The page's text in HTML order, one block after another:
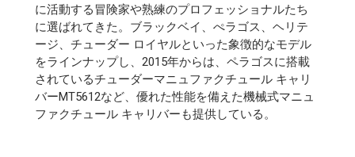
に活動する冒険家や熟練のプロフェッショナルたち
に選ばれてきた。ブラックベイ、ぺラゴス、ヘリテ
ージ、チューダー ロイヤルといった象徴的なモデル
をラインナップし、2015年からは、ペラゴスに搭載
されているチューダーマニュファクチュール キャリ
バーMT5612など、優れた性能を備えた機械式マニュ
ファクチュール キャリバーも提供している。